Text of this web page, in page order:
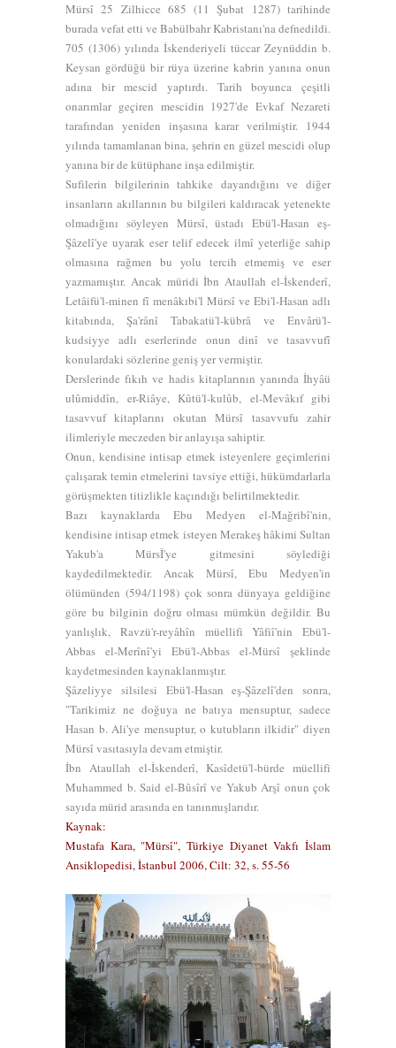
Mürsî 25 Zilhicce 685 (11 Şubat 1287) tarihinde
burada vefat etti ve Babülbahr Kabristanı'na defnedildi.
705 (1306) yılında İskenderiyeli tüccar Zeynüddin b.
Keysan gördüğü bir rüya üzerine kabrin yanına onun
adına bir mescid yaptırdı. Tarih boyunca çeşitli
onarımlar geçiren mescidin 1927'de Evkaf Nezareti
tarafından yeniden inşasına karar verilmiştir. 1944
yılında tamamlanan bina, şehrin en güzel mescidi olup
yanına bir de kütüphane inşa edilmiştir.
Sufilerin bilgilerinin tahkike dayandığını ve diğer
insanların akıllarının bu bilgileri kaldıracak yetenekte
olmadığını söyleyen Mürsî, üstadı Ebü'l-Hasan eş-
Şâzelî'ye uyarak eser telif edecek ilmî yeterliğe sahip
olmasına rağmen bu yolu tercih etmemiş ve eser
yazmamıştır. Ancak müridi İbn Ataullah el-İskenderî,
Letâifü'l-minen fî menâkıbi'l Mürsî ve Ebi'l-Hasan adlı
kitabında, Şa'rânî Tabakatü'l-kübrâ ve Envârü'l-
kudsiyye adlı eserlerinde onun dinî ve tasavvufî
konulardaki sözlerine geniş yer vermiştir.
Derslerinde fıkıh ve hadis kitaplarının yanında İhyâü
ulûmiddîn, er-Riâye, Kûtü'l-kulûb, el-Mevâkıfgibi
tasavvuf kitaplarını okutan Mürsî tasavvufu zahir
ilimleriyle meczeden bir anlayışa sahiptir.
Onun, kendisine intisap etmek isteyenlere geçimlerini
çalışarak temin etmelerini tavsiye ettiği, hükümdarlarla
görüşmekten titizlikle kaçındığı belirtilmektedir.
Bazı kaynaklarda Ebu Medyen el-Mağribî'nin,
kendisine intisap etmek isteyen Merakeş hâkimi Sultan
Yakub'a MürsÎ'ye gitmesini söylediği
kaydedilmektedir. Ancak Mürsî, Ebu Medyen'in
ölümünden (594/1198) çok sonra dünyaya geldiğine
göre bu bilginin doğru olması mümkün değildir. Bu
yanlışlık, Ravzü'r-reyâhîn müellifi Yâfiî'nin Ebü'l-
Abbas el-Merînî'yi Ebü'l-Abbas el-Mürsî şeklinde
kaydetmesinden kaynaklanmıştır.
Şâzeliyye silsilesi Ebü'l-Hasan eş-Şâzelî'den sonra,
"Tarikimiz ne doğuya ne batıya mensuptur, sadece
Hasan b. Ali'ye mensuptur, o kutubların ilkidir" diyen
Mürsî vasıtasıyla devam etmiştir.
İbn Ataullah el-İskenderî, Kasîdetü'l-bürde müellifi
Muhammed b. Said el-Bûsîrî ve Yakub Arşî onun çok
sayıda mürid arasında en tanınmışlarıdır.
Kaynak:
Mustafa Kara, "Mürsî", Türkiye Diyanet Vakfı İslam
Ansiklopedisi, İstanbul 2006, Cilt: 32, s. 55-56